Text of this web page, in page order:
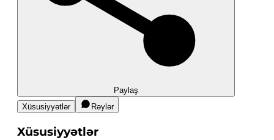
Paylaş
Xüsusiyyətlər
Rəylər
Xüsusiyyətlər